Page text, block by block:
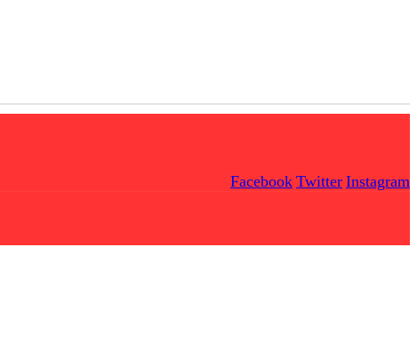
Facebook Twitter Instagram